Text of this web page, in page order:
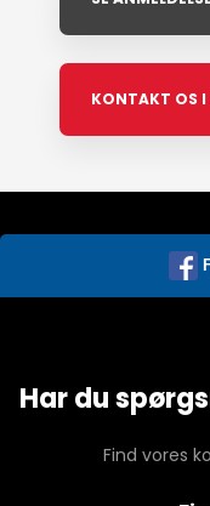
KONTAKT OS I
Har du
Find vores